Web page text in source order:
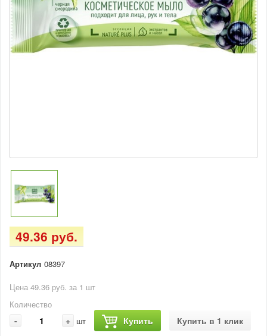
49.36 руб.
Артикул 08397
Цена 49.36 руб. за 1 шт
Количество
- + шт Купить
Купить в 1 клик